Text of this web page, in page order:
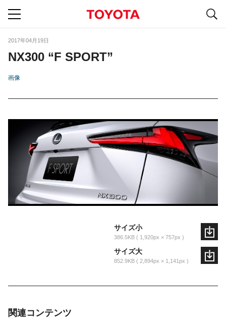
2017年04月19日
NX300 “F SPORT”
画像
サイズ小
386.5KB 1,920px × 757px
サイズ大
852.9KB 2,894px × 1,141px
関連コンテンツ